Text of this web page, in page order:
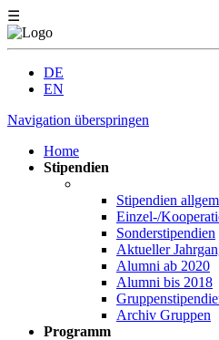
☰
DE
EN
Navigation überspringen
Home
Stipendien
Stipendien
Einzel-/
Sonderstipendien
Aktueller
Alumni ab 2020
Alumni bis 2018
Archiv Gruppen
Programm